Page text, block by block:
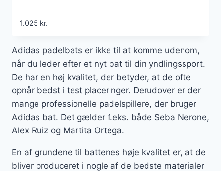
1.025 kr.
Adidas padelbats er ikke til at komme udenom,
når du leder efter et nyt bat til din yndlingssport.
De har en høj kvalitet, der betyder, at de ofte
opnår bedst i test placeringer. Derudover er der
mange professionelle padelspillere, der bruger
Adidas bat. Det gælder f.eks. både Seba Nerone,
Alex Ruiz og Martita Ortega.
En af grundene til battenes høje kvalitet er, at de
bliver produceret i nogle af de bedste materialer